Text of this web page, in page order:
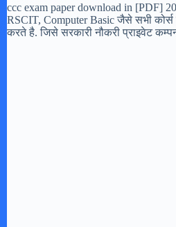
ccc exam paper download in [PDF]
RSCIT, Computer Basic जैसे सभी
करते है. जिसे सरकारी नौकरी प्राइवेट